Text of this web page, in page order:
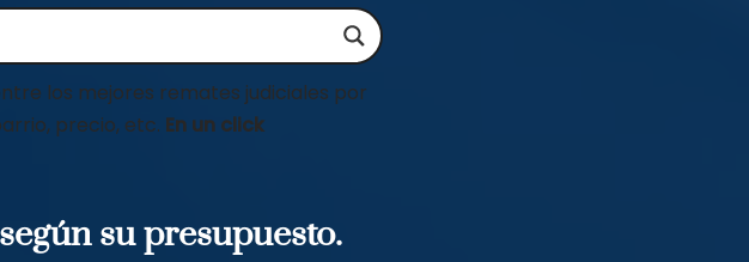
los mejores remates judiciales por
precio, etc. En un click
su presupuesto.